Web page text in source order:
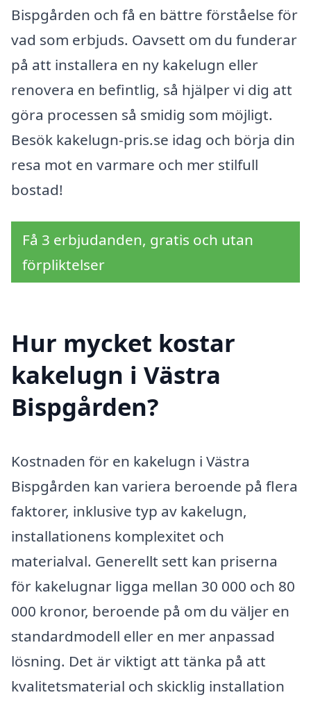
Bispgården och få en bättre förståelse för
vad som erbjuds. Oavsett om du funderar
på att installera en ny kakelugn eller
renovera en befintlig, så hjälper vi dig att
göra processen så smidig som möjligt.
Besök kakelugn-pris.se idag och börja din
resa mot en varmare och mer stilfull
bostad!
Få 3 erbjudanden, gratis och utan
förpliktelser
Hur mycket kostar
kakelugn i Västra
Bispgården?
Kostnaden för en kakelugn i Västra
Bispgården kan variera beroende på flera
faktorer, inklusive typ av kakelugn,
installationens komplexitet och
materialval. Generellt sett kan priserna
för kakelugnar ligga mellan 30 000 och 80
000 kronor, beroende på om du väljer en
standardmodell eller en mer anpassad
lösning. Det är viktigt att tänka på att
kvalitetsmaterial och skicklig installation